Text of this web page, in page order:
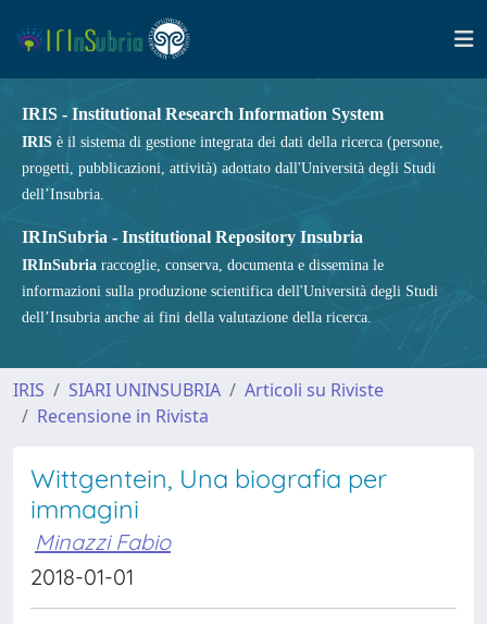
IRIS - Institutional Research Information System
IRIS è il sistema di gestione integrata dei dati della ricerca (persone,
progetti, pubblicazioni, attività) adottato dall'Università degli Studi
dell’Insubria.
IRInSubria - Institutional Repository Insubria
IRInSubria raccoglie, conserva, documenta e dissemina le
informazioni sulla produzione scientifica dell'Università degli Studi
dell’Insubria anche ai fini della valutazione della ricerca.
IRIS SIARI UNINSUBRIA
Articoli su Riviste
Recensione in Rivista
Wittgentein, Una biografia per
immagini
Minazzi Fabio
2018-01-01